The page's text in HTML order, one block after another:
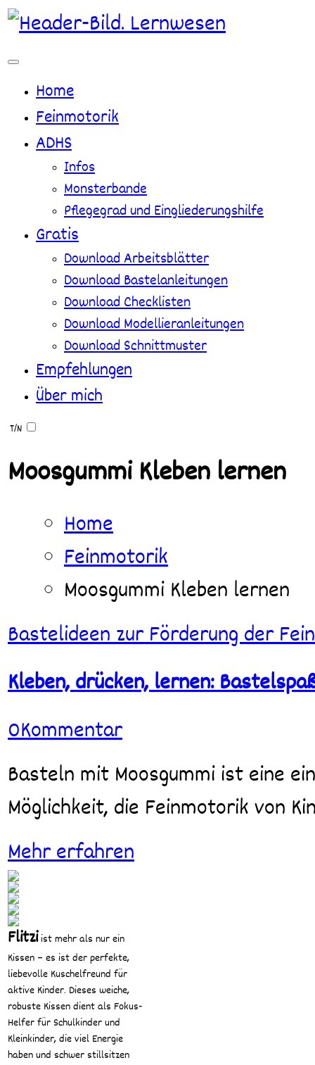
Zum
Inhalt
Home
Feinmotorik
ADHS
Infos
Monsterbande
Pflegegrad und Eingliederungshilfe
Gratis
Download Arbeitsblätter
Download Bastelanleitungen
Download Checklisten
Download Modellieranleitungen
Download Schnittmuster
Empfehlungen
Über mich
T/N
Moosgummi Kleben lernen
Home
Feinmotorik
Moosgummi Kleben lernen
Kleben,
drücken,
Bastelspaß
mit
für
kleine
Bastelideen zur Förderung der
Kleben, drücken, lernen:
0Kommentar
Basteln mit Moosgummi ist eine einfache, aber äußerst wirkungsvolle
Möglichkeit, die Feinmotorik von
Mehr erfahren
Flitziist mehr als nur ein
Kissen – es ist der perfekte,
liebevolle Kuschelfreund für
aktive Kinder. Dieses weiche,
robuste Kissen dient als Fokus-
Helfer für Schulkinder und
Kleinkinder, die viel Energie
haben und schwer stillsitzen